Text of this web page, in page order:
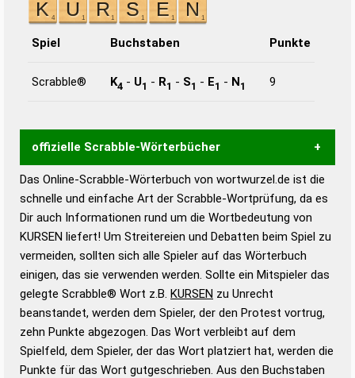
Spiel Buchstaben Punkte
Scrabble® K4 - U1 - R1 - S1 - E1 - N1 9
offizielle Scrabble-Wörterbücher
Wortwurzel liefert mit Hilfe eines semantischen
Wortanalyse-Algorithmus gute Anhaltspunkte zu
Wortbedeutung, Worttrennung und Wortform, um die
Gültigkeit eines Wortes für das Scrabble-Spiel zu
bestimmen!
zugelassene Turnier Scrabble-
Wörterbücher sind:
Duden – Standardwerk in 12 Bänden
Duden – Richtiges und gutes
Deutsch
Das Online-Scrabble-Wörterbuch von wortwurzel.de ist die
schnelle und einfache Art der Scrabble-Wortprüfung, da es
Dir auch Informationen rund um die Wortbedeutung von
KURSEN liefert! Um Streitereien und Debatten beim Spiel zu
vermeiden, sollten sich alle Spieler auf das Wörterbuch
einigen, das sie verwenden werden. Sollte ein Mitspieler das
gelegte Scrabble® Wort z.B. KURSEN zu Unrecht
beanstandet, werden dem Spieler, der den Protest vortrug,
zehn Punkte abgezogen. Das Wort verbleibt auf dem
Spielfeld, dem Spieler, der das Wort platziert hat, werden die
Punkte für das Wort gutgeschrieben. Aus den Buchstaben